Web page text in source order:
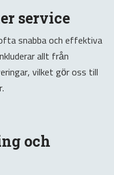
service
snabba och effektiva
allt från
vilket gör oss till
och